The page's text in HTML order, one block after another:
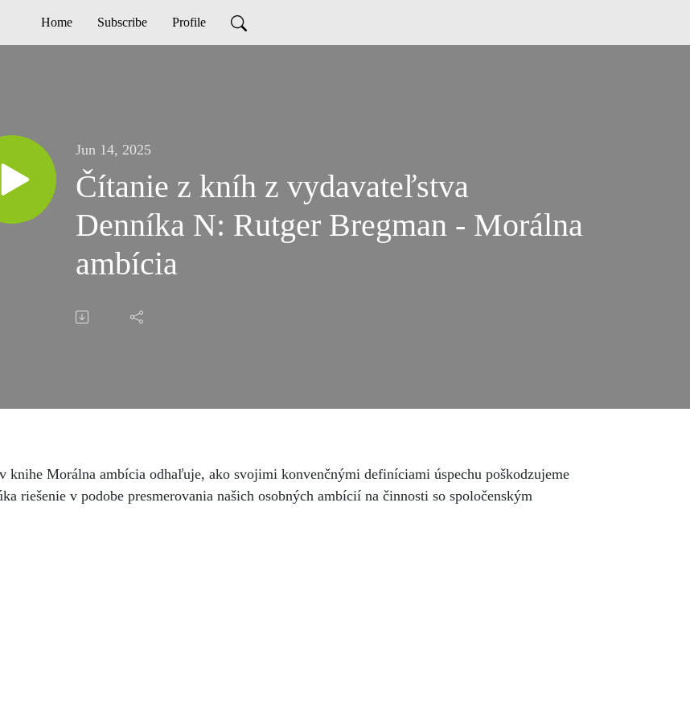
Home Subscribe Profile
Jun 14, 2025
Čítanie z kníh z vydavateľstva
Denníka N: Rutger Bregman - Morálna
ambícia
knihe Morálna ambícia odhaľuje, ako svojimi konvenčnými definíciami úspechu poškodzujeme
riešenie v podobe presmerovania našich osobných ambícií na činnosti so spoločenským